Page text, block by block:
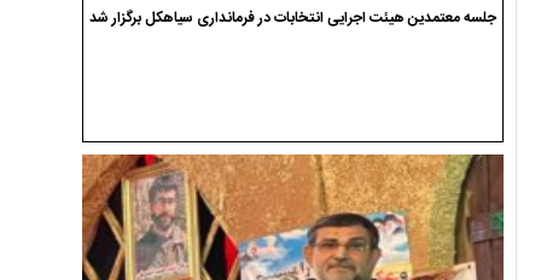
جلسه معتمدین هیئت اجرایی انتخابات در فرمانداری سیاهکل برگزار شد